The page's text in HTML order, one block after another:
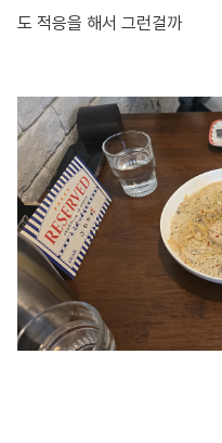
도 적응을 해서 그런걸까